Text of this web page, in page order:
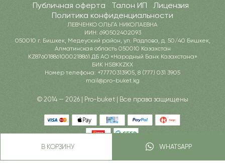
В КОРЗИНУ WHATSAPP
Публичная оферта Талон ИП
Лицензия
Политика конфиденциальности
ЛЕВЧЕНКО ОЛЬГА НИКОЛАЕВНА
ИИН: 690502402093
050010 г. Бишкек, Медеуский район, ул. Радлова, д. 50/40 Бишкек,
Алматинская область 050010 Казахстан
KZ876018861000218861 ДБ АО «Народный Банк Казахстана»
БИК HSBKKZKX
Номер телефона: +77770313905, 8 (777) 031 3905
mail@pro-buket.kg
© 2014 — 2026 | Pro-buket | Все права защищены